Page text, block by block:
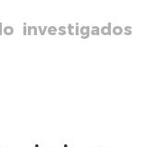
investigados